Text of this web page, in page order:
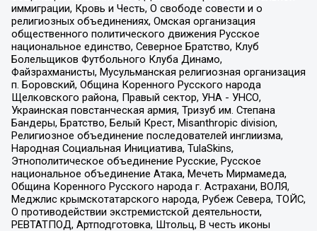
иммиграции, Кровь и Честь, О свободе совести и о
религиозных объединениях, Омская организация
общественного политического движения Русское
национальное единство, Северное Братство, Клуб
Болельщиков Футбольного Клуба Динамо,
Файзрахманисты, Мусульманская религиозная организация
п. Боровский, Община Коренного Русского народа
Щелковского района, Правый сектор, УНА - УНСО,
Украинская повстанческая армия, Тризуб им. Степана
Бандеры, Братство, Белый Крест, Misanthropic division,
Религиозное объединение последователей инглиизма,
Народная Социальная Инициатива, TulaSkins,
Этнополитическое объединение Русские, Русское
национальное объединение Атака, Мечеть Мирмамеда,
Община Коренного Русского народа г. Астрахани, ВОЛЯ,
Меджлис крымскотатарского народа, Рубеж Севера, ТОЙС,
О противодействии экстремистской деятельности,
РЕВТАТПОД, Артподготовка, Штольц, В честь иконы